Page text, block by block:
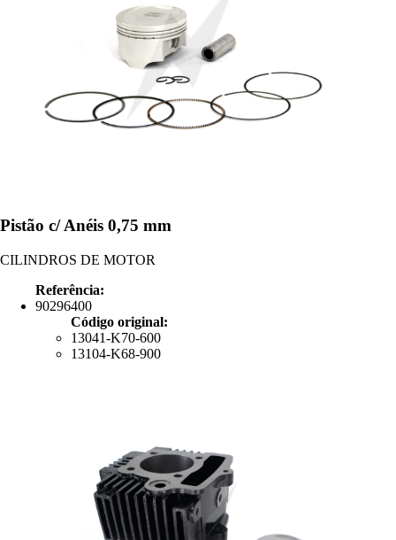
Pistão c/ Anéis 0,75 mm
CILINDROS DE MOTOR
Referência:
90296400
Código original:
13041-K70-600
13104-K68-900